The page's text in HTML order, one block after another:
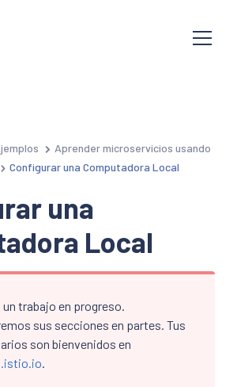
Aprender microservicios usando
Configurar una Computadora Local
una
Local
trabajo en progreso.
sus secciones en partes. Tus
son bienvenidos en